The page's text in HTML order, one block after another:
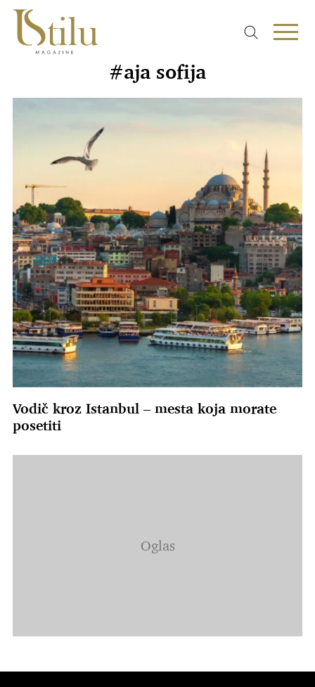
#aja sofija
Vodič kroz Istanbul – mesta koja morate
posetiti